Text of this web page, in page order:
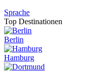
Sprache
Top Destinationen
Berlin
Hamburg